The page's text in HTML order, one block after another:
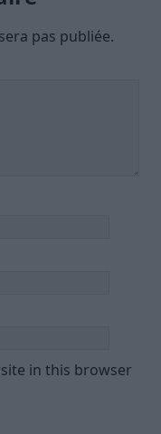
pas publiée.
in this browser